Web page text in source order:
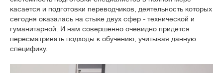
касается и подготовки переводчиков, деятельность которых
сегодня оказалась на стыке двух сфер - технической и
гуманитарной. И нам совершенно очевидно придется
пересматривать подходы к обучению, учитывая данную
специфику.